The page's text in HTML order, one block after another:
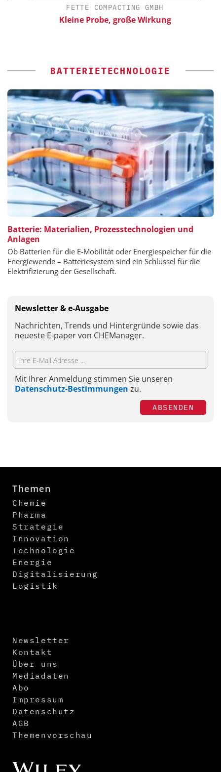
FETTE COMPACTING GMBH
Kleine Probe, große Wirkung
BATTERIETECHNOLOGIE
Batterie: Materialien, Prozesstechnologien und
Anlagen
Ob Batterien für die E-Mobilität oder Energiespeicher für die
Energiewende – Batteriesystem sind ein Schlüssel für die
Elektrifizierung der Gesellschaft.
Newsletter & e-Ausgabe
Nachrichten, Trends und Hintergründe sowie das
neueste E-paper von CHEManager.
Mit Ihrer Anmeldung stimmen Sie unseren
Datenschutz-Bestimmungen zu.
ABSENDEN
Themen
Chemie
Pharma
Strategie
Innovation
Technologie
Energie
Digitalisierung
Logistik
Newsletter
Kontakt
Über uns
Mediadaten
Abo
Impressum
Datenschutz
AGB
Themenvorschau